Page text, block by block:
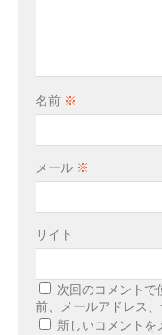
名前 ※
メール ※
サイト
次回のコメントで
前、メールアドレス、
新しいコメントを